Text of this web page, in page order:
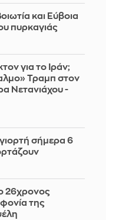
και Εύβοια
πυρκαγιάς
για το Ιράν;
Τραμπ στον
Νετανιάχου -
σήμερα 6
26χρονος
της